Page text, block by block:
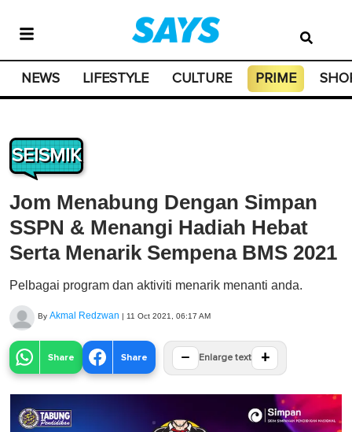
NEWS LIFESTYLE CULTURE PRIME
SEISMIK
Jom Menabung Dengan Simpan
SSPN & Menangi Hadiah Hebat
Serta Menarik Sempena BMS 2021
Pelbagai program dan aktiviti menarik menanti anda.
By Akmal Redzwan | 11 Oct 2021, 06:17 AM
Share Share − Enlarge text +